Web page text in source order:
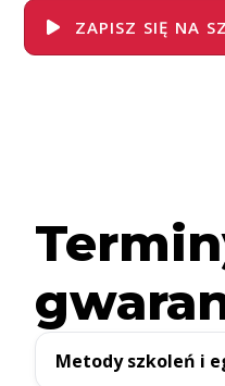
ZAPISZ SIĘ NA
Metody szkoleń i